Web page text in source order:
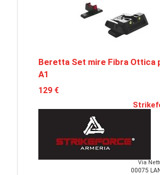
Beretta Set mire Fibra Ottica
A1
129 €
Via
00075